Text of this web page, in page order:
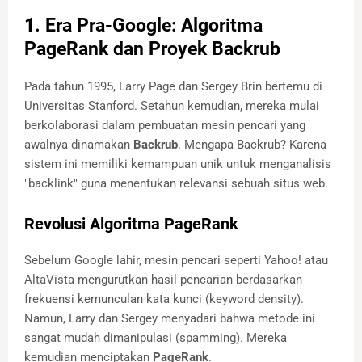
1. Era Pra-Google: Algoritma
PageRank dan Proyek Backrub
Pada tahun 1995, Larry Page dan Sergey Brin bertemu di
Universitas Stanford. Setahun kemudian, mereka mulai
berkolaborasi dalam pembuatan mesin pencari yang
awalnya dinamakan Backrub. Mengapa Backrub? Karena
sistem ini memiliki kemampuan unik untuk menganalisis
"backlink" guna menentukan relevansi sebuah situs web.
Revolusi Algoritma PageRank
Sebelum Google lahir, mesin pencari seperti Yahoo! atau
AltaVista mengurutkan hasil pencarian berdasarkan
frekuensi kemunculan kata kunci (keyword density).
Namun, Larry dan Sergey menyadari bahwa metode ini
sangat mudah dimanipulasi (spamming). Mereka
kemudian menciptakan PageRank.